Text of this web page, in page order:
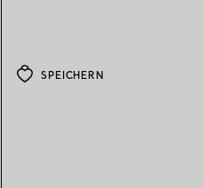
SPEICHERN